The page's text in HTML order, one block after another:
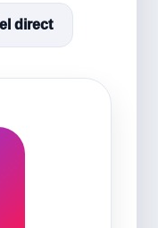
direct